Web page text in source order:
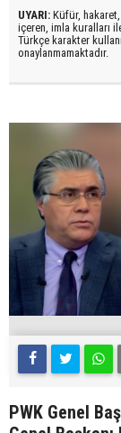
UYARI: Küfür,
içeren, imla kuralları
Türkçe karakter
onaylanmamaktadır.
PWK Genel